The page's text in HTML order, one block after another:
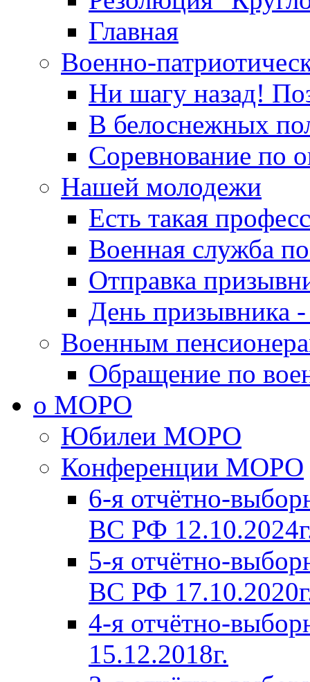
Главная
Военно-
Ни шагу назад!
В белоснежных
Соревнование по
Нашей молодежи
Есть такая
Военная служба
Отправка
День призывника
Военным
Обращение по
о МОРО
Юбилеи МОРО
Конференции МОРО
6-я отчётно-
ВС РФ
5-я отчётно-
ВС РФ
4-я отчётно-
15.12.2018г.